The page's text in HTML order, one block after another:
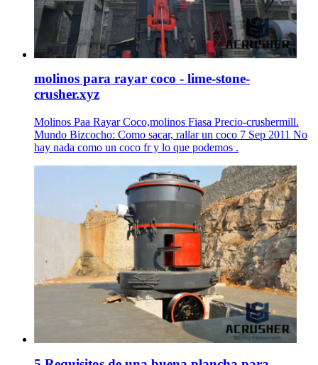
molinos para rayar coco - lime-stone-
crusher.xyz
Molinos Paa Rayar Coco,molinos Fiasa Precio-crushermill.
Mundo Bizcocho: Como sacar, rallar un coco 7 Sep 2011 No
hay nada como un coco fr y lo que podemos .